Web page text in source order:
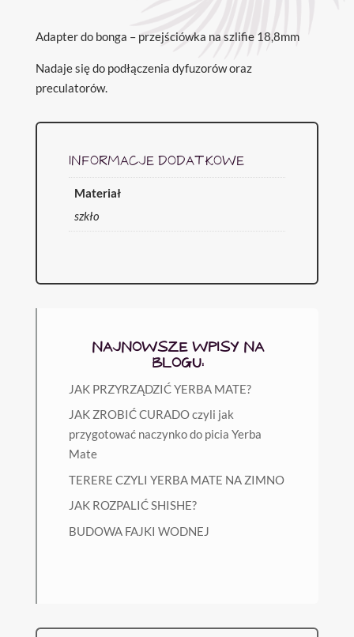
Adapter do bonga – przejściówka na szlifie 18,8mm
Nadaje się do podłączenia dyfuzorów oraz
preculatorów.
INFORMACJE DODATKOWE
Materiał
szkło
NAJNOWSZE WPISY NA
BLOGU:
JAK PRZYRZĄDZIĆ YERBA MATE?
JAK ZROBIĆ CURADO czyli jak
przygotować naczynko do picia Yerba
Mate
TERERE CZYLI YERBA MATE NA ZIMNO
JAK ROZPALIĆ SHISHE?
BUDOWA FAJKI WODNEJ